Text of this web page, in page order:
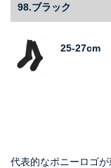
98.ブラック
25-27cm
代表的なポニーロゴが